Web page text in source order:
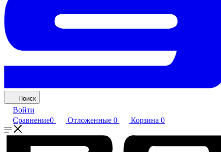
Поиск
Войти
Сравнение0 Отложенные 0 Корзина 0